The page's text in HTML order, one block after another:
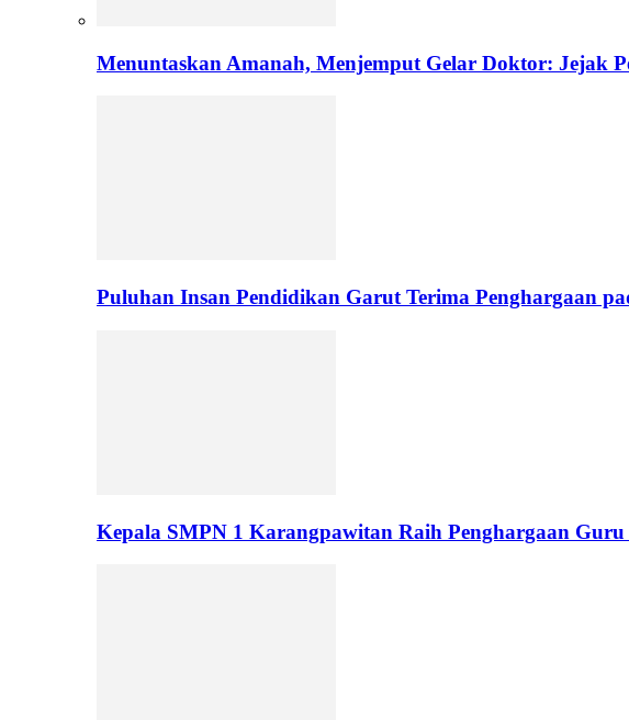
Menuntaskan Amanah, Menjemput Gelar Doktor: Jejak
Puluhan Insan Pendidikan Garut Terima Penghargaan
Kepala SMPN 1 Karangpawitan Raih Penghargaan